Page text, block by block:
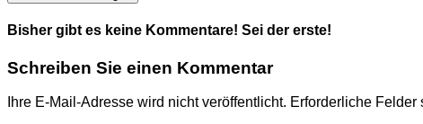
Bisher gibt es keine Kommentare! Sei der erste!
Schreiben Sie einen Kommentar
Ihre E-Mail-Adresse wird nicht veröffentlicht. Erforderliche Felder